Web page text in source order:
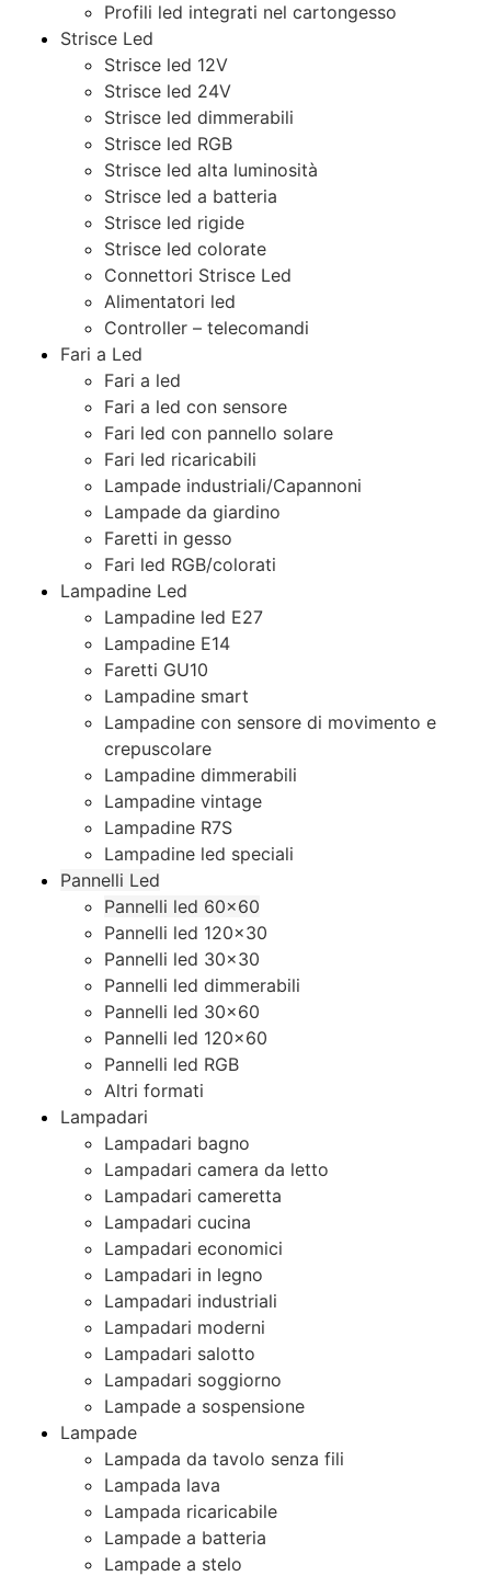
Profili led integrati nel cartongesso
Strisce Led
Strisce led 12V
Strisce led 24V
Strisce led dimmerabili
Strisce led RGB
Strisce led alta luminosità
Strisce led a batteria
Strisce led rigide
Strisce led colorate
Connettori Strisce Led
Alimentatori led
Controller – telecomandi
Fari a Led
Fari a led
Fari a led con sensore
Fari led con pannello solare
Fari led ricaricabili
Lampade industriali/Capannoni
Lampade da giardino
Faretti in gesso
Fari led RGB/colorati
Lampadine Led
Lampadine led E27
Lampadine E14
Faretti GU10
Lampadine smart
Lampadine con sensore di movimento e
crepuscolare
Lampadine dimmerabili
Lampadine vintage
Lampadine R7S
Lampadine led speciali
Pannelli Led
Pannelli led 60×60
Pannelli led 120×30
Pannelli led 30×30
Pannelli led dimmerabili
Pannelli led 30×60
Pannelli led 120×60
Pannelli led RGB
Altri formati
Lampadari
Lampadari bagno
Lampadari camera da letto
Lampadari cameretta
Lampadari cucina
Lampadari economici
Lampadari in legno
Lampadari industriali
Lampadari moderni
Lampadari salotto
Lampadari soggiorno
Lampade a sospensione
Lampade
Lampada da tavolo senza fili
Lampada lava
Lampada ricaricabile
Lampade a batteria
Lampade a stelo